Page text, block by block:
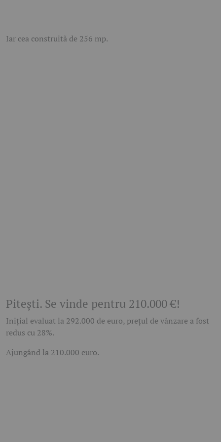
Iar cea construită de 256 mp.
Pitești. Se vinde pentru 210.000 €!
Inițial evaluat la 292.000 de euro, prețul de vânzare a fost
redus cu 28%.
Ajungând la 210.000 euro.